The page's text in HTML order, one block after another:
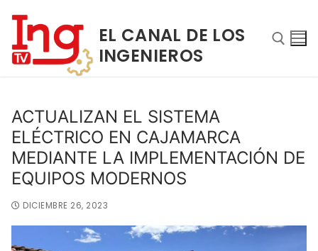
EL CANAL DE LOS
INGENIEROS
ACTUALIZAN EL SISTEMA
ELÉCTRICO EN CAJAMARCA
MEDIANTE LA IMPLEMENTACIÓN DE
EQUIPOS MODERNOS
DICIEMBRE 26, 2023